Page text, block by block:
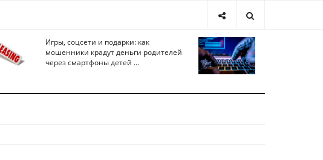
Игры, соцсети и подарки: как
мошенники крадут деньги родителей
через смартфоны детей ...